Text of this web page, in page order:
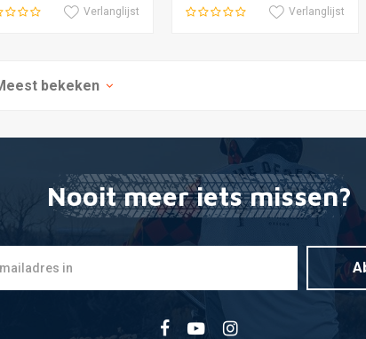
Verlanglijst Verlanglijst
bekeken
Nooit meer iets missen?